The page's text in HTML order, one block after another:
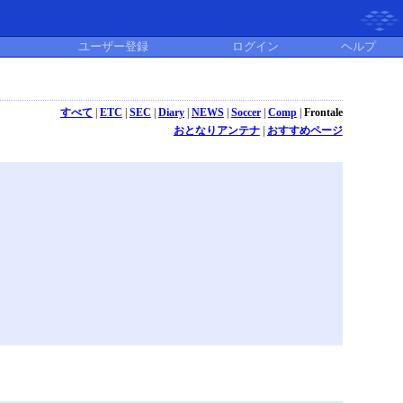
ユーザー登録 ログイン ヘルプ
すべて ETC SEC Diary| NEWS| Soccer| Comp| Frontale
おとなりアンテナ| おすすめページ